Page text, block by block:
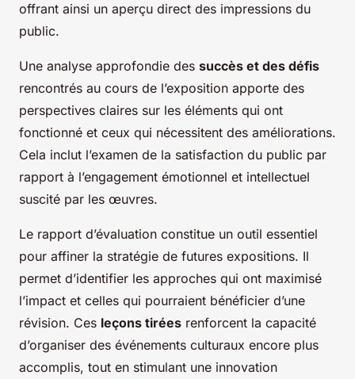
offrant ainsi un aperçu direct des impressions du
public.
Une analyse approfondie des succès et des défis
rencontrés au cours de l’exposition apporte des
perspectives claires sur les éléments qui ont
fonctionné et ceux qui nécessitent des améliorations.
Cela inclut l’examen de la satisfaction du public par
rapport à l’engagement émotionnel et intellectuel
suscité par les œuvres.
Le rapport d’évaluation constitue un outil essentiel
pour affiner la stratégie de futures expositions. Il
permet d’identifier les approches qui ont maximisé
l’impact et celles qui pourraient bénéficier d’une
révision. Ces leçons tirées renforcent la capacité
d’organiser des événements culturaux encore plus
accomplis, tout en stimulant une innovation